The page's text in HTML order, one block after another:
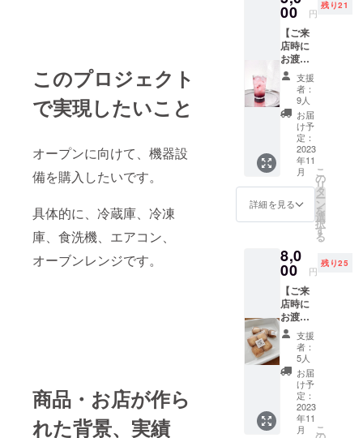
このプロジェクト
で実現したいこと
オープンに向けて、機器設
備を購入したいです。
具体的に、冷蔵庫、冷凍
庫、食洗機、エアコン、
オーブンレンジです。
商品・お店が作ら
れた背景、実績
来店
時、テ
イクア
ウト 注
意事
項：有
効期限
は2023
年11
月〜
2024年
4月で
す。こ
の期間
内にご
来店お
試作時
のもの
なので
イメー
ジで
す。内
容が変
わるか
もしれ
ませ
ん。
00 円
残り21
【ご来
店時に
お渡し
しま
す！】
・お礼
メッ
セージ
(お店で
お顔を
見て直
接) ・米
粉の
クッ
キー(1
つ) ・ド
チケッ
ト(1杯)
ご来店
いただ
いたそ
の場で
も使っ
ていた
だけま
す！ 提
供方
法：店
舗ご来
店時、
テイク
支援
者：
9人
お届
け予
定：
2023
年11
月
詳細を見る
こ
の
リ
タ
ー
ン
を
選
択
す
る
8,0
00 円
残り25
【ご来
店時に
お渡し
しま
す！】
・お礼
メッ
セージ
(お店で
お顔を
見て直
接) ・米
支援
者：
5人
お届
け予
定：
2023
年11
月
こ